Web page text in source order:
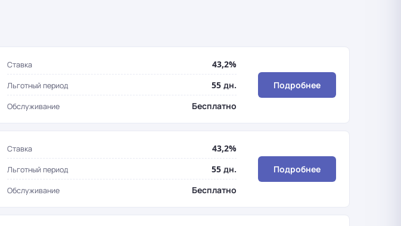
Ставка 43,2%
Льготный период 55 дн.
Обслуживание Бесплатно
Подробнее
Ставка 43,2%
Льготный период 55 дн.
Обслуживание Бесплатно
Подробнее